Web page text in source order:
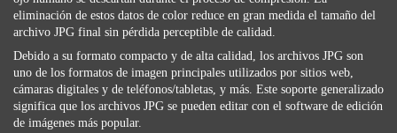
eliminación de estos datos de color reduce en gran medida el tamaño del
archivo JPG final sin pérdida perceptible de calidad.
Debido a su formato compacto y de alta calidad, los archivos JPG son
uno de los formatos de imagen principales utilizados por sitios web,
cámaras digitales y de teléfonos/tabletas, y más. Este soporte generalizado
significa que los archivos JPG se pueden editar con el software de edición
de imágenes más popular.